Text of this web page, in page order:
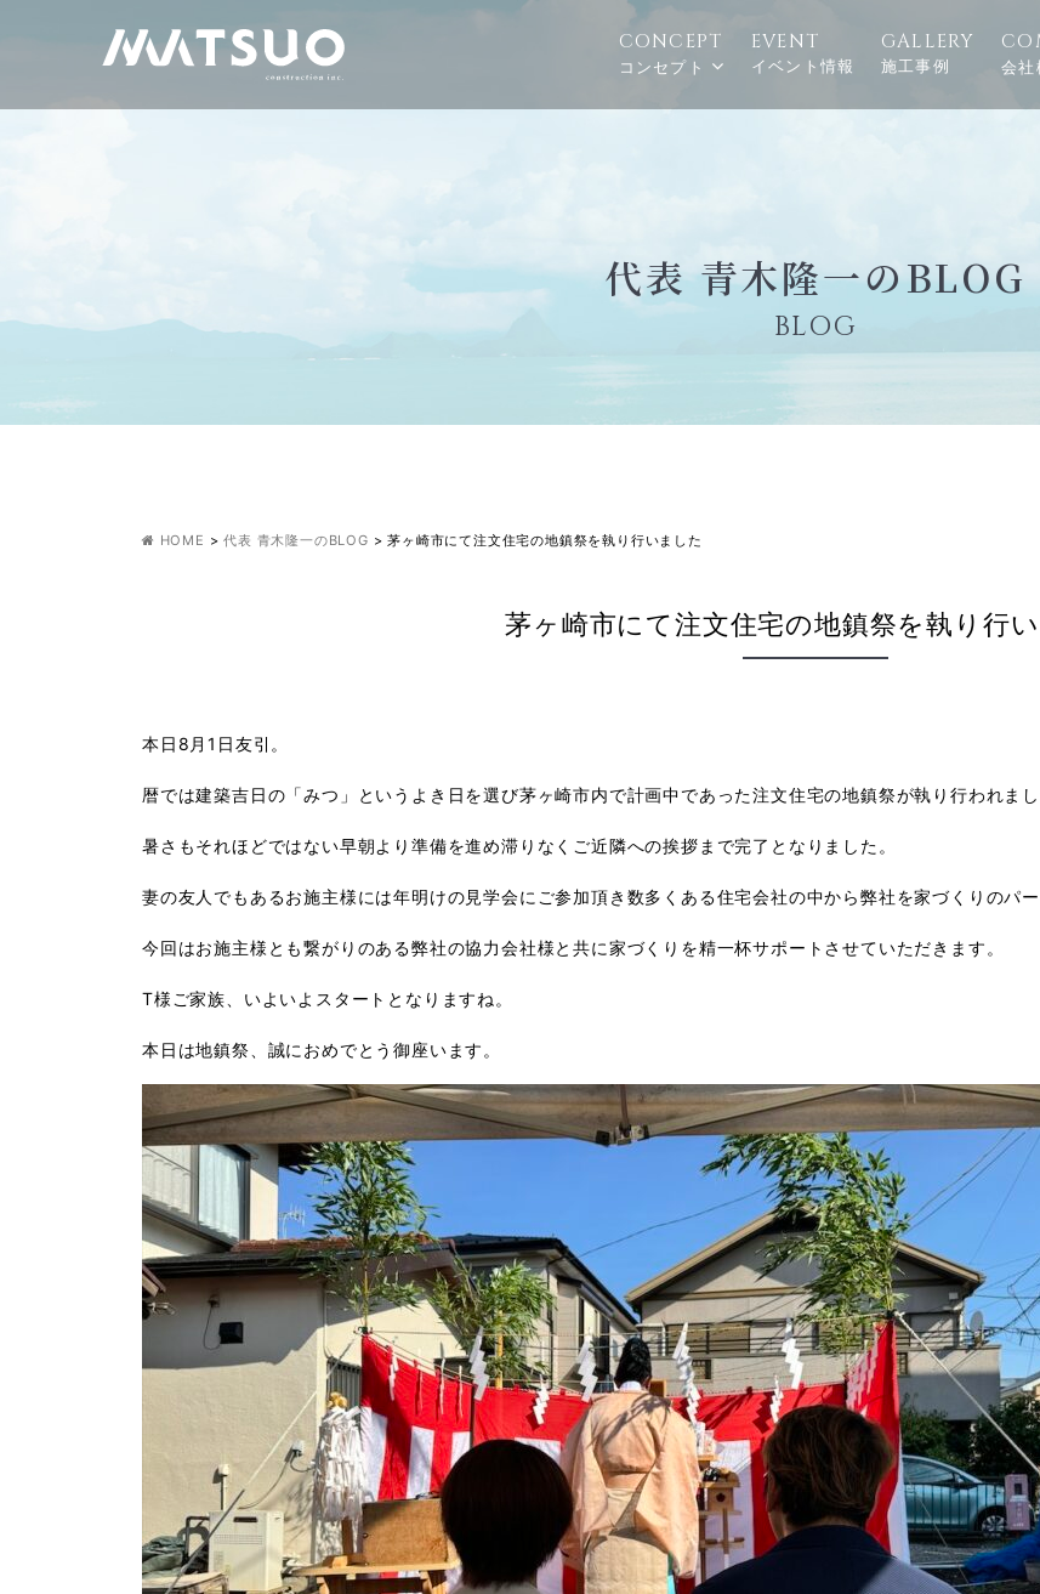
CONCEPT
コンセプト
EVENT
イベント情報
GALLERY
施工事例 会社
代表 青木隆一のBLOG
BLOG
HOME >代表 青木隆一のBLOG >茅ヶ崎市にて注文住宅の地鎮祭を執り行いました
茅ヶ崎市にて注文住宅の地鎮祭を執り行
本日8月1日友引。
暦では建築吉日の「みつ」というよき日を選び茅ヶ崎市内で計画中であった注文住宅の地鎮祭が執り行われまし
暑さもそれほどではない早朝より準備を進め滞りなくご近隣への挨拶まで完了となりました。
妻の友人でもあるお施主様には年明けの見学会にご参加頂き数多くある住宅会社の中から弊社を家づくりのパ
今回はお施主様とも繋がりのある弊社の協力会社様と共に家づくりを精一杯サポートさせていただきます。
T様ご家族、いよいよスタートとなりますね。
本日は地鎮祭、誠におめでとう御座います。